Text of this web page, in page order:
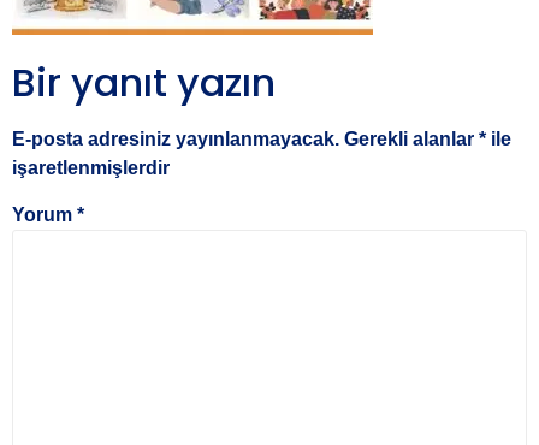
Bir yanıt yazın
E-posta adresiniz yayınlanmayacak. Gerekli alanlar * ile
işaretlenmişlerdir
Yorum *